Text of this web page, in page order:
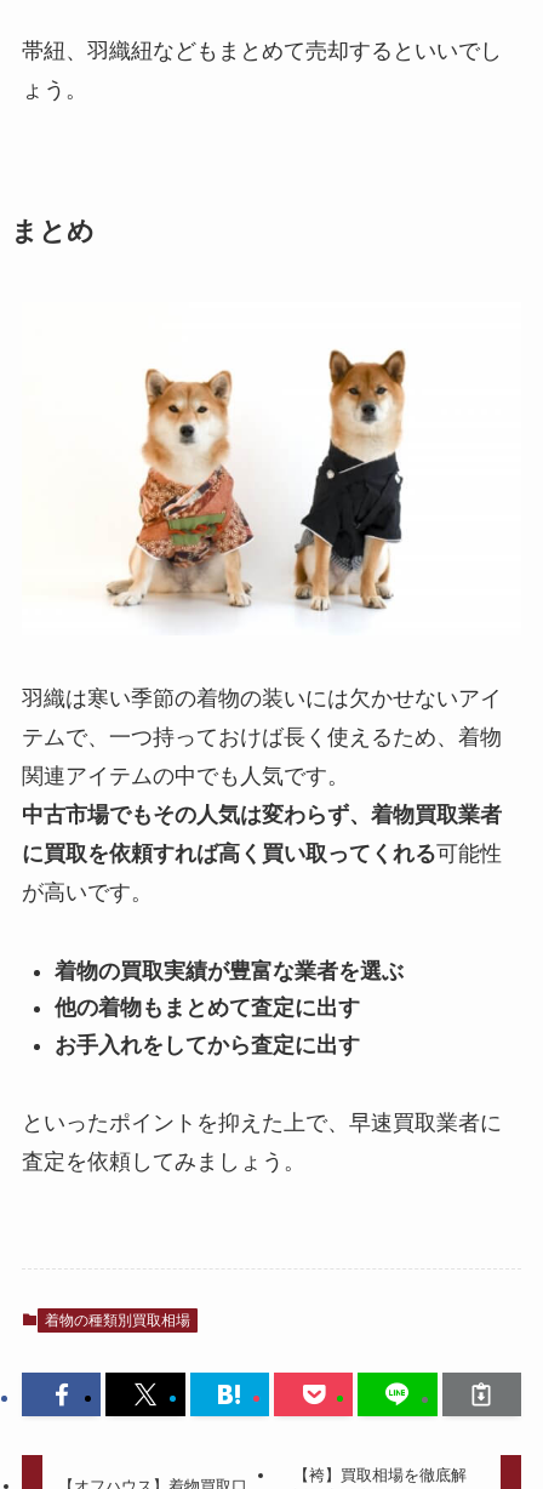
帯紐、羽織紐などもまとめて売却するといいでし
ょう。
まとめ
羽織は寒い季節の着物の装いには欠かせないアイ
テムで、一つ持っておけば長く使えるため、着物
関連アイテムの中でも人気です。
中古市場でもその人気は変わらず、着物買取業者
に買取を依頼すれば高く買い取ってくれる可能性
が高いです。
着物の買取実績が豊富な業者を選ぶ
他の着物もまとめて査定に出す
お手入れをしてから査定に出す
といったポイントを抑えた上で、早速買取業者に
査定を依頼してみましょう。
着物の種類別買取相場
【袴】買取相場を徹底解